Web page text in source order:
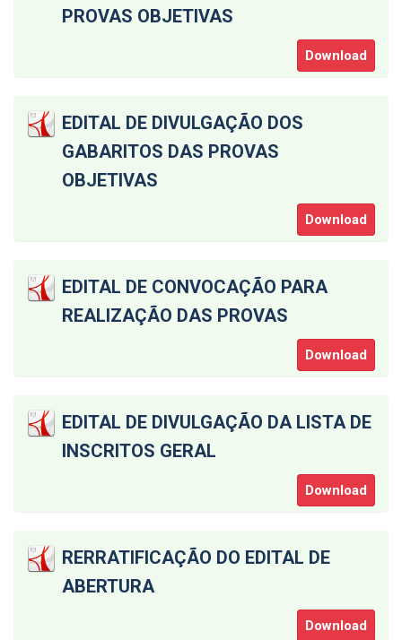
PROVAS OBJETIVAS
Download
EDITAL DE DIVULGAÇÃO DOS
GABARITOS DAS PROVAS
OBJETIVAS
Download
EDITAL DE CONVOCAÇÃO PARA
REALIZAÇÃO DAS PROVAS
Download
EDITAL DE DIVULGAÇÃO DA LISTA DE
INSCRITOS GERAL
Download
RERRATIFICAÇÃO DO EDITAL DE
ABERTURA
Download